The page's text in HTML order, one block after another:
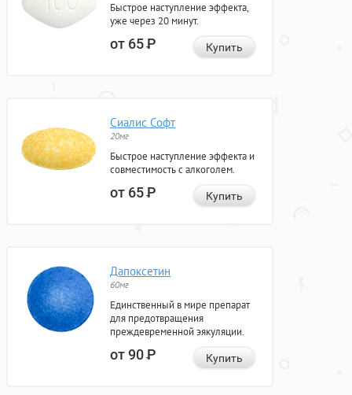
Быстрое наступление эффекта,
уже через 20 минут.
от 65Р Купить
Сиалис Софт
20мг
Быстрое наступление эффекта и
совместимость с алкоголем.
от 65Р Купить
Дапоксетин
60мг
Единственный в мире препарат
для предотвращения
преждевременной эякуляции.
от 90Р Купить